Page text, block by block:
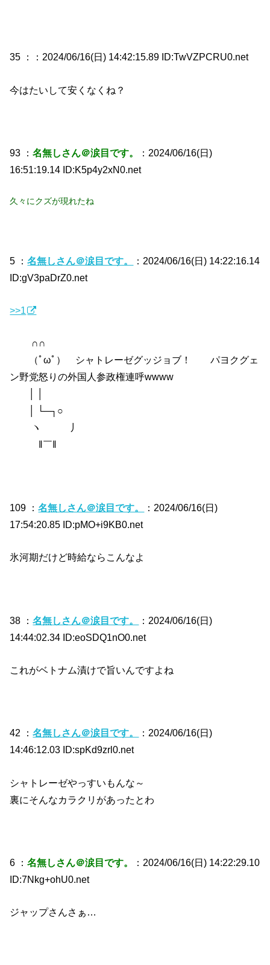
35 ： ：2024/06/16(日) 14:42:15.89 ID:TwVZPCRU0.net
今はたいして安くなくね？
93 ：名無しさん＠涙目です。
：2024/06/16(日)
16:51:19.14 ID:K5p4y2xN0.net
久々にクズが現れたね
5 ：名無しさん＠涙目です。
：2024/06/16(日) 14:22:16.14
ID:gV3paDrZ0.net
>>1
∩∩
（ﾟωﾟ） シャトレーゼグッジョブ！ パヨクグェ
ン野党怒りの外国人参政権連呼wwww
│ └─┐○
ヽ 丿
‖￣‖
109 ：名無しさん＠涙目です。
：2024/06/16(日)
17:54:20.85 ID:pMO+i9KB0.net
氷河期だけど時給ならこんなよ
38 ：名無しさん＠涙目です。
：2024/06/16(日)
14:44:02.34 ID:eoSDQ1nO0.net
これがベトナム漬けで旨いんですよね
42 ：名無しさん＠涙目です。
：2024/06/16(日)
14:46:12.03 ID:spKd9zrl0.net
シャトレーゼやっすいもんな～
裏にそんなカラクリがあったとわ
6 ：名無しさん＠涙目です。
：2024/06/16(日) 14:22:29.10
ID:7Nkg+ohU0.net
ジャップさんさぁ…